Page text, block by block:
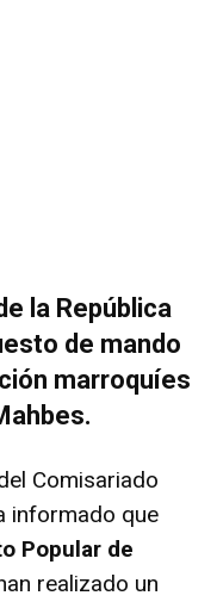
la República
de mando
marroquíes
Comisariado
informado que
Popular de
realizado un